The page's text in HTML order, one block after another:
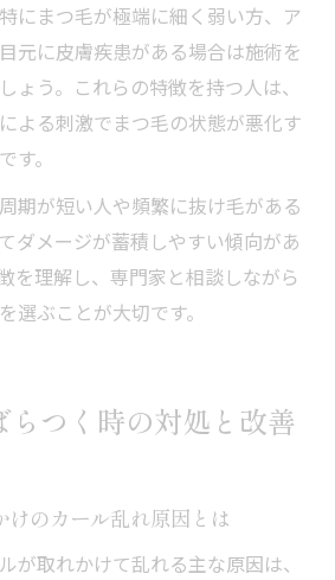
にまつ毛が極端に細く弱い方、ア
元に皮膚疾患がある場合は施術を
ょう。これらの特徴を持つ人は、
よる刺激でまつ毛の状態が悪化す
す。
期が短い人や頻繁に抜け毛がある
ダメージが蓄積しやすい傾向があ
を理解し、専門家と相談しながら
選ぶことが大切です。
らつく時の対処と改善
けのカール乱れ原因とは
が取れかけて乱れる主な原因は、